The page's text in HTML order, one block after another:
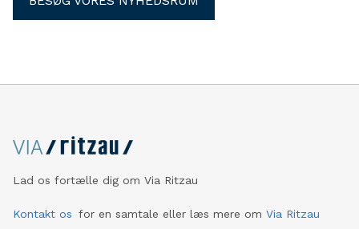
Lad os fortælle dig om Via Ritzau
Kontakt os for en samtale eller læs mere om Via Ritzau